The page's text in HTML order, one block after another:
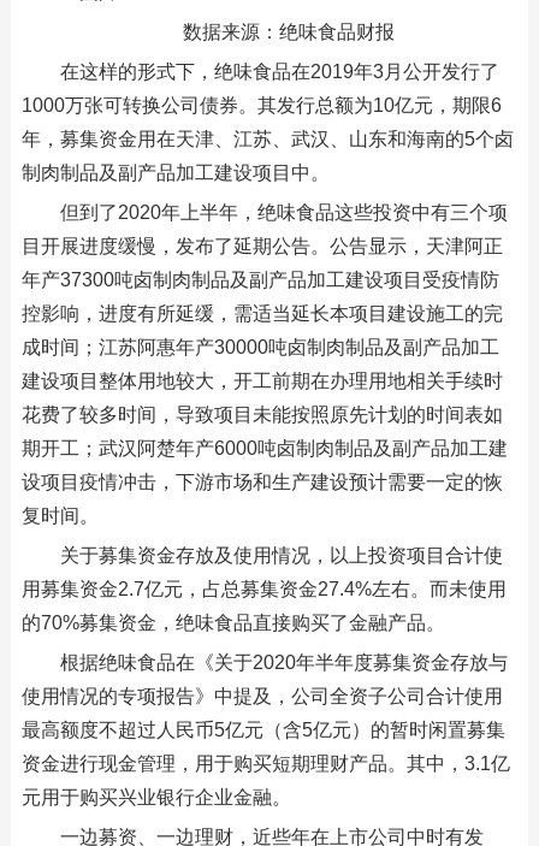
数据来源：绝味食品财报
在这样的形式下，绝味食品在2019年3月公开发行了
1000万张可转换公司债券。其发行总额为10亿元，期限6
年，募集资金用在天津、江苏、武汉、山东和海南的5个卤
制肉制品及副产品加工建设项目中。
但到了2020年上半年，绝味食品这些投资中有三个项
目开展进度缓慢，发布了延期公告。公告显示，天津阿正
年产37300吨卤制肉制品及副产品加工建设项目受疫情防
控影响，进度有所延缓，需适当延长本项目建设施工的完
成时间；江苏阿惠年产30000吨卤制肉制品及副产品加工
建设项目整体用地较大，开工前期在办理用地相关手续时
花费了较多时间，导致项目未能按照原先计划的时间表如
期开工；武汉阿楚年产6000吨卤制肉制品及副产品加工建
设项目疫情冲击，下游市场和生产建设预计需要一定的恢
复时间。
关于募集资金存放及使用情况，以上投资项目合计使
用募集资金2.7亿元，占总募集资金27.4%左右。而未使用
的70%募集资金，绝味食品直接购买了金融产品。
根据绝味食品在《关于2020年半年度募集资金存放与
使用情况的专项报告》中提及，公司全资子公司合计使用
最高额度不超过人民币5亿元（含5亿元）的暂时闲置募集
资金进行现金管理，用于购买短期理财产品。其中，3.1亿
元用于购买兴业银行企业金融。
一边募资、一边理财，近些年在上市公司中时有发